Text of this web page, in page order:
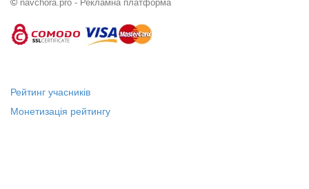
navchora.pro - Рекламна платформа
Рейтинг учасників
Монетизація рейтингу